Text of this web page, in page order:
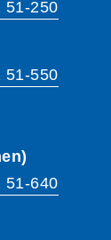
51-250
51-550
51-640